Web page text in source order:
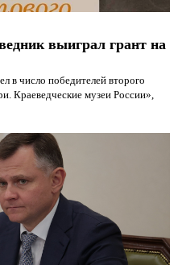
выиграл грант на
в число победителей второго
Краеведческие музеи России»,